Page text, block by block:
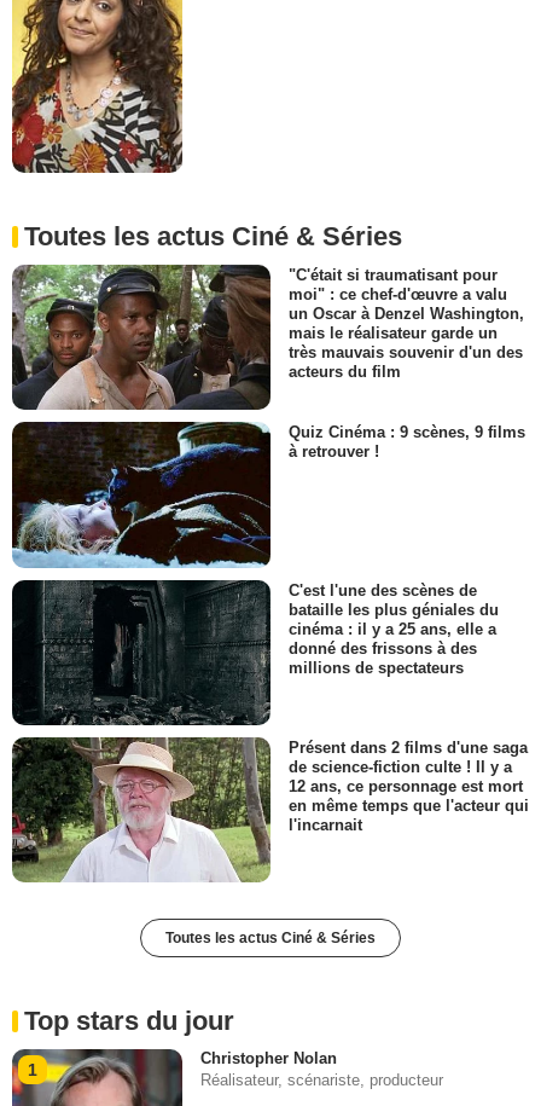
Toutes les actus Ciné & Séries
"C'était si traumatisant pour
moi" : ce chef-d'œuvre a valu
un Oscar à Denzel Washington,
mais le réalisateur garde un
très mauvais souvenir d'un des
acteurs du film
Quiz Cinéma : 9 scènes, 9 films
à retrouver !
C'est l'une des scènes de
bataille les plus géniales du
cinéma : il y a 25 ans, elle a
donné des frissons à des
millions de spectateurs
Présent dans 2 films d'une saga
de science-fiction culte ! Il y a
12 ans, ce personnage est mort
en même temps que l'acteur qui
l'incarnait
Toutes les actus Ciné & Séries
Top stars du jour
1
Christopher Nolan
Réalisateur, scénariste, producteur